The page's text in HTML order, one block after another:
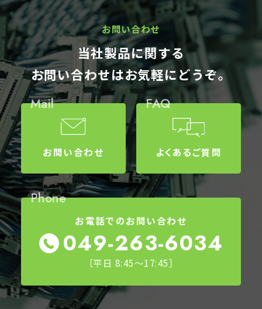
お問い合わせ
当社製品に関する
お問い合わせはお気軽にどうぞ。
Mail
お問い合わせ
FAQ
よくあるご質問
Phone
お電話でのお問い合わせ
049-263-6034
［平日 8:45～17:45］